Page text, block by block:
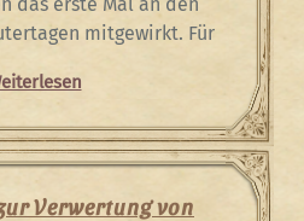
das erste Mal an den
mitgewirkt. Für
Verwertung von